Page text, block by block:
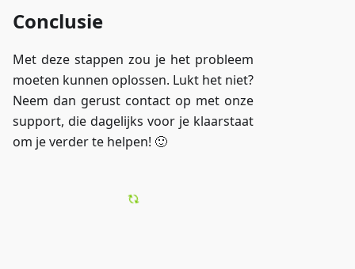
Conclusie
Met deze stappen zou je het probleem
moeten kunnen oplossen. Lukt het niet?
Neem dan gerust contact op met onze
support, die dagelijks voor je klaarstaat
om je verder te helpen! 🙂